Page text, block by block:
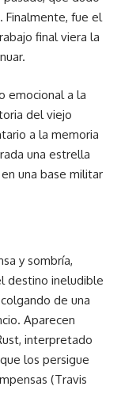
Finalmente, fue el
final viera la
emocional a la
del viejo
a la memoria
una estrella
una base militar
y sombría,
destino ineludible
de una
Aparecen
interpretado
los persigue
(Travis